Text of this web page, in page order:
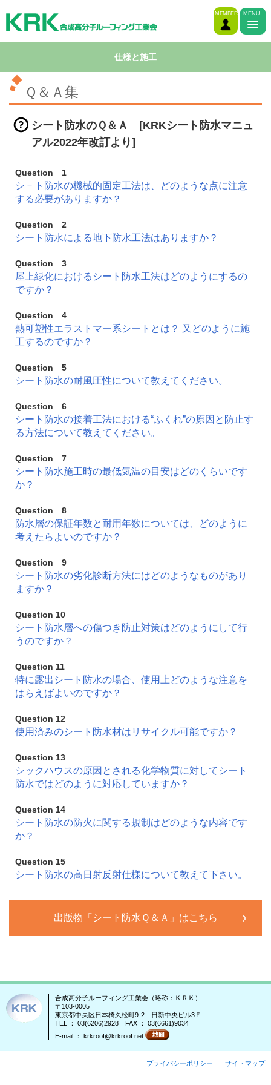
MENU
MEMBER
仕様と施工
Ｑ＆Ａ集
シート防水のＱ＆Ａ [KRKシート防水マニュ
アル2022年改訂より]
Question 1
シ－ト防水の機械的固定工法は、どのような点に注意
する必要がありますか？
Question 2
シート防水による地下防水工法はありますか？
Question 3
屋上緑化におけるシート防水工法はどのようにするの
ですか？
Question 4
熱可塑性エラストマー系シートとは？ 又どのように施
工するのですか？
Question 5
シート防水の耐風圧性について教えてください。
Question 6
シート防水の接着工法における“ふくれ”の原因と防止す
る方法について教えてください。
Question 7
シート防水施工時の最低気温の目安はどのくらいです
か？
Question 8
防水層の保証年数と耐用年数については、どのように
考えたらよいのですか？
Question 9
シート防水の劣化診断方法にはどのようなものがあり
ますか？
Question 10
シート防水層への傷つき防止対策はどのようにして行
うのですか？
Question 11
特に露出シート防水の場合、使用上どのような注意を
はらえばよいのですか？
Question 12
使用済みのシート防水材はリサイクル可能ですか？
Question 13
シックハウスの原因とされる化学物質に対してシート
防水ではどのように対応していますか？
Question 14
シート防水の防火に関する規制はどのような内容です
か？
Question 15
シート防水の高日射反射仕様について教えて下さい。
出版物「シート防水Ｑ＆Ａ」はこちら
合成高分子ルーフィング工業会（略称：ＫＲＫ）
〒103-0005
東京都中央区日本橋久松町9-2 日新中央ビル3Ｆ
TEL ： 03(6206)2928 FAX ： 03(6661)9034
E-mail ： krkroof@krkroof.net
プライバシーポリシー サイトマップ